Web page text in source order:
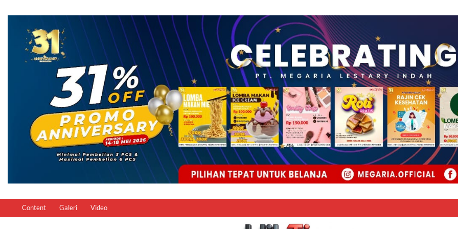
Content Galeri Video